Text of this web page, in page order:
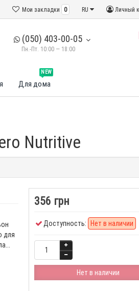
Личный
RU
Мои закладки 0
(050) 403-00-05
Пн.-Пт. 10:00 — 18:00
NEW
Для дома
Nutritive
для
356 грн
Доступность: Нет в наличии
Нет в наличии